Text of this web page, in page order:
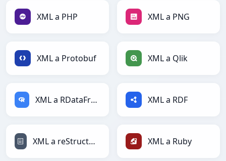
XML a PHP XML a PNG
XML a Protobuf XML a Qlik
XML a RDataFrame XML a RDF
XML a reStructuredText XML a Ruby